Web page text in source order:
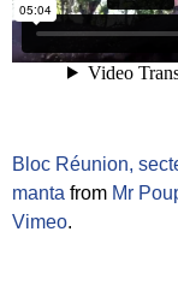
Bloc Réunion,
manta from Mr
Vimeo.